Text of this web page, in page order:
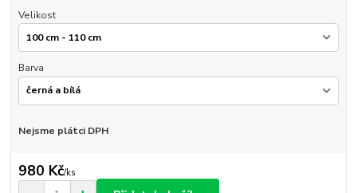
Velikost
Barva
Nejsme plátci DPH
980 Kč/ks